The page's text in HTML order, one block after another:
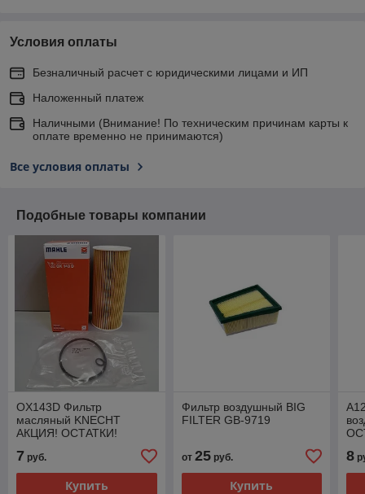
Условия оплаты
Безналичный расчет с юридическими лицами и ИП
Наложенный платеж
Наличными (Внимание! По техническим причинам карты к
оплате временно не принимаются)
Все условия оплаты
Подобные товары компании
OX143D Фильтр
масляный KNECHT
АКЦИЯ! ОСТАТКИ!
7 руб.
Купить
Фильтр воздушный BIG
FILTER GB-9719
от 25руб.
Купить
8